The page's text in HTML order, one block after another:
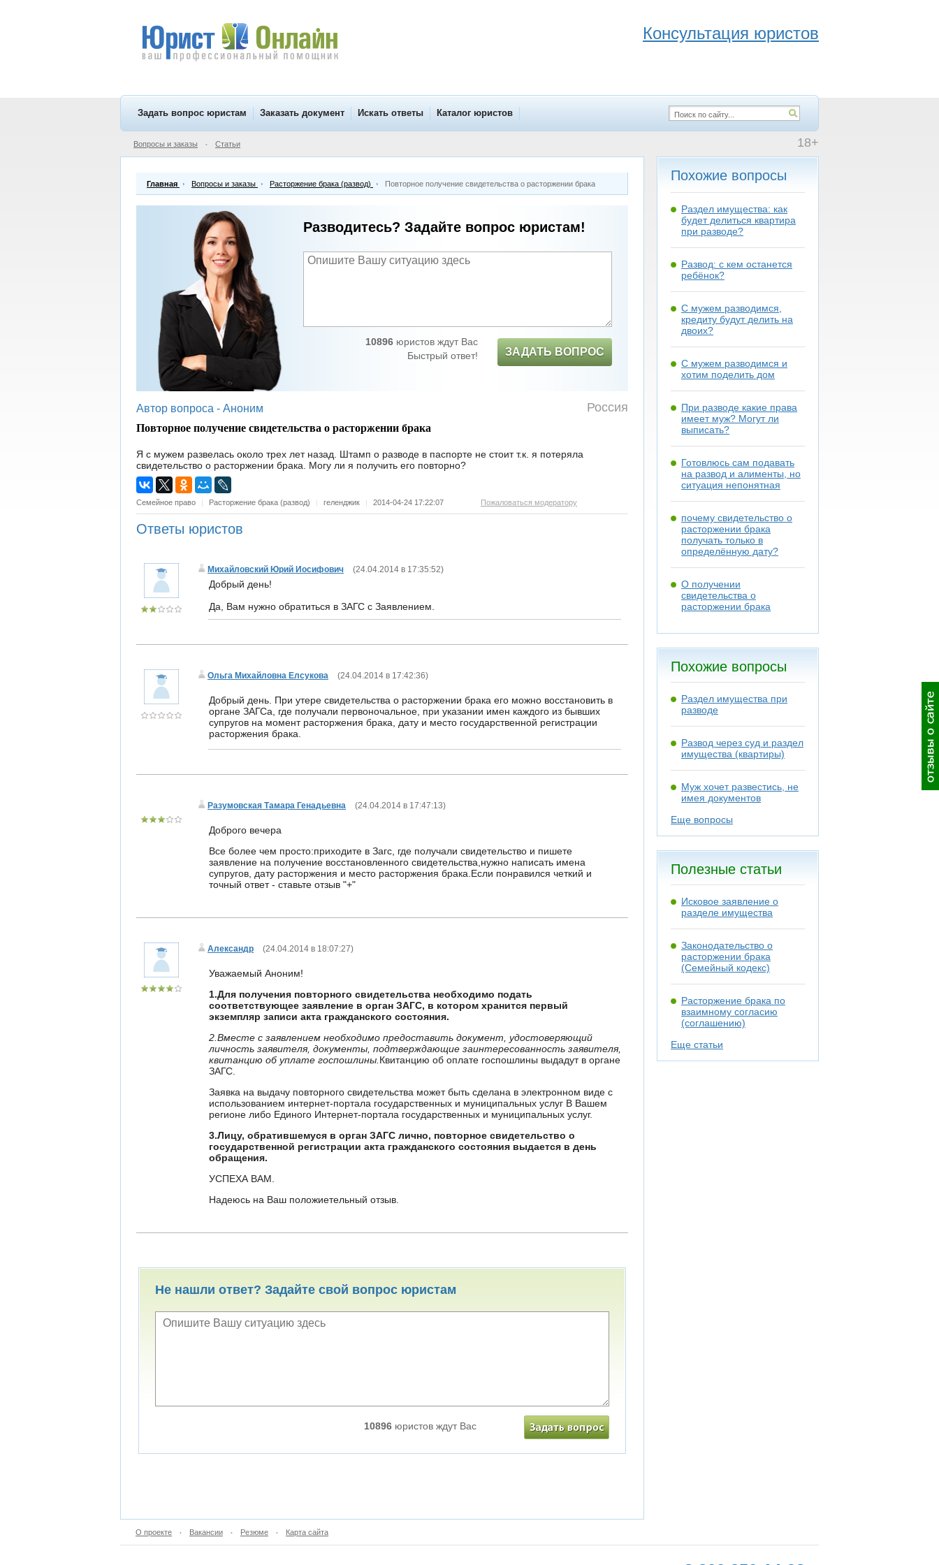
Консультация юристов
Задать вопрос юристам Заказать документ Искать ответы Каталог юристов
18+
Вопросы и заказы • Статьи
Главная Вопросы и заказы Расторжение брака (развод) Повторное получение свидетельства о расторжении брака
Разводитесь? Задайте вопрос юристам!
10896юристов ждут Вас
Быстрый ответ!
ЗАДАТЬ ВОПРОС
Автор вопроса - Аноним Россия
Повторное получение свидетельства о расторжении брака
Я с мужем развелась около трех лет назад. Штамп о разводе в паспорте не стоит т.к. я потеряла
свидетельство о расторжении брака. Могу ли я получить его повторно?
Семейное право | Расторжение брака (развод) | геленджик | 2014-04-24 17:22:07 Пожаловаться модератору
Ответы юристов
Михайловский Юрий Иосифович (24.04.2014 в 17:35:52)
Добрый день!
Да, Вам нужно обратиться в ЗАГС с Заявлением.
Ольга Михайловна Елсукова (24.04.2014 в 17:42:36)
Добрый день. При утере свидетельства о расторжении брака его можно восстановить в
органе ЗАГСа, где получали первоночальное, при указании имен каждого из бывших
супругов на момент расторжения брака, дату и место государственной регистрации
расторжения брака.
Разумовская Тамара Генадьевна (24.04.2014 в 17:47:13)
Доброго вечера
Все более чем просто:приходите в Загс, где получали свидетельство и пишете
заявление на получение восстановленного свидетельства,нужно написать имена
супругов, дату расторжения и место расторжения брака.Если понравился четкий и
точный ответ - ставьте отзыв "+"
Александр (24.04.2014 в 18:07:27)
Уважаемый Аноним!
1.Для получения повторного свидетельства необходимо подать
соответствующее заявление в орган ЗАГС, в котором хранится первый
экземпляр записи акта гражданского состояния.
2.Вместе с заявлением необходимо предоставить документ, удостоверяющий
личность заявителя, документы, подтверждающие заинтересованность заявителя,
квитанцию об уплате госпошлины. Квитанцию об оплате госпошлины выдадут в органе
ЗАГС.
Заявка на выдачу повторного свидетельства может быть сделана в электронном виде с
использованием интернет-портала государственных и муниципальных услуг В Вашем
регионе либо Единого Интернет-портала государственных и муниципальных услуг.
3.Лицу, обратившемуся в орган ЗАГС лично, повторное свидетельство о
государственной регистрации акта гражданского состояния выдается в день
обращения.
УСПЕХА ВАМ.
Надеюсь на Ваш положиетельный отзыв.
Не нашли ответ? Задайте свой вопрос юристам
10896 юристов ждут Вас
Похожие вопросы
Раздел имущества: как
будет делиться квартира
при разводе?
Развод: с кем останется
ребёнок?
С мужем разводимся,
кредиту будут делить на
двоих?
С мужем разводимся и
хотим поделить дом
При разводе какие права
имеет муж? Могут ли
выписать?
Готовлюсь сам подавать
на развод и алименты, но
ситуация непонятная
почему свидетельство о
расторжении брака
получать только в
определённую дату?
О получении
свидетельства о
расторжении брака
Похожие вопросы
Раздел имущества при
разводе
Развод через суд и раздел
имущества (квартиры)
Муж хочет развестись, не
имея документов
Еще вопросы
Полезные статьи
Исковое заявление о
разделе имущества
Законодательство о
расторжении брака
(Семейный кодекс)
Расторжение брака по
взаимному согласию
(соглашению)
Еще статьи
О проекте • Вакансии • Резюме • Карта сайта